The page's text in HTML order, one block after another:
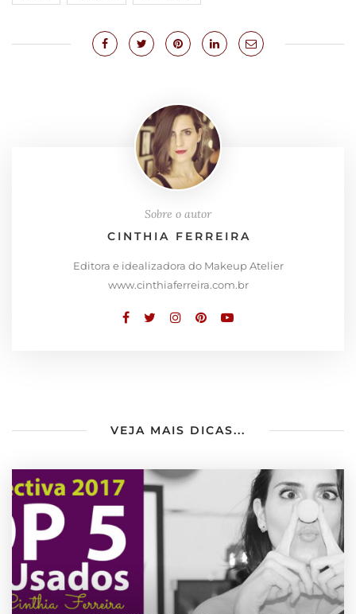
Sobre o autor
CINTHIA FERREIRA
Editora e idealizadora do Makeup Atelier
www.cinthiaferreira.com.br
VEJA MAIS DICAS...